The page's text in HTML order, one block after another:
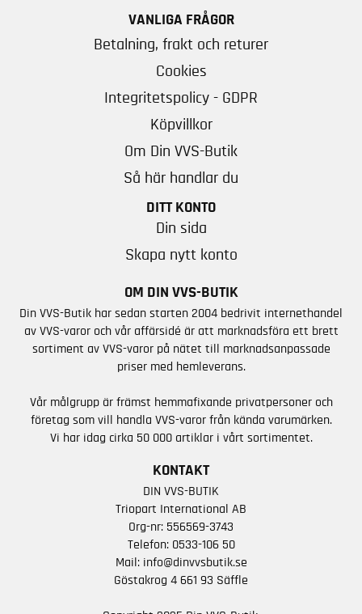
VANLIGA FRÅGOR
Betalning, frakt och returer
Cookies
Integritetspolicy - GDPR
Köpvillkor
Om Din VVS-Butik
Så här handlar du
DITT KONTO
Din sida
Skapa nytt konto
OM DIN VVS-BUTIK
Din VVS-Butik har sedan starten 2004 bedrivit internethandel
av VVS-varor och vår affärsidé är att marknadsföra ett brett
sortiment av VVS-varor på nätet till marknadsanpassade
priser med hemleverans.
Vår målgrupp är främst hemmafixande privatpersoner och
företag som vill handla VVS-varor från kända varumärken.
Vi har idag cirka 50 000 artiklar i vårt sortimentet.
KONTAKT
DIN VVS-BUTIK
Triopart International AB
Org-nr: 556569-3743
Telefon: 0533-106 50
Mail: info@dinvvsbutik.se
Göstakrog 4 661 93 Säffle